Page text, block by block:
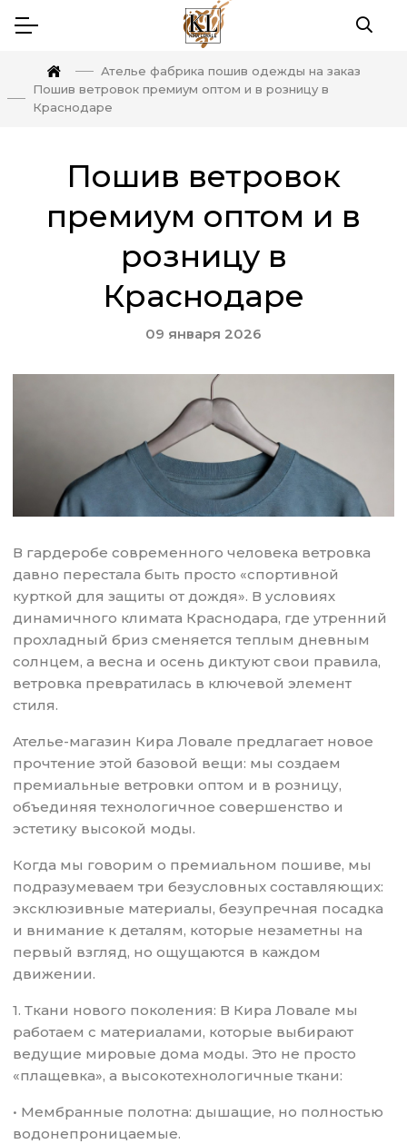
Ателье фабрика пошив одежды на заказ
Пошив ветровок премиум оптом и в розницу в
Краснодаре
Пошив ветровок
премиум оптом и в
розницу в
Краснодаре
09 января 2026
В гардеробе современного человека ветровка
давно перестала быть просто «спортивной
курткой для защиты от дождя». В условиях
динамичного климата Краснодара, где утренний
прохладный бриз сменяется теплым дневным
солнцем, а весна и осень диктуют свои правила,
ветровка превратилась в ключевой элемент
стиля.
Ателье-магазин Кира Ловале предлагает новое
прочтение этой базовой вещи: мы создаем
премиальные ветровки оптом и в розницу,
объединяя технологичное совершенство и
эстетику высокой моды.
Когда мы говорим о премиальном пошиве, мы
подразумеваем три безусловных составляющих:
эксклюзивные материалы, безупречная посадка
и внимание к деталям, которые незаметны на
первый взгляд, но ощущаются в каждом
движении.
1. Ткани нового поколения: В Кира Ловале мы
работаем с материалами, которые выбирают
ведущие мировые дома моды. Это не просто
«плащевка», а высокотехнологичные ткани:
• Мембранные полотна: дышащие, но полностью
водонепроницаемые.